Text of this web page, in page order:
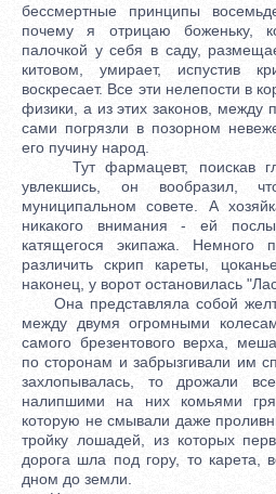
бессмертные принципы
почему я отрицаю боженьку,
палочкой у себя в саду,
китовом, умирает, испустив
воскресает. Все эти нелепости в
физики, а из этих законов, между
сами погрязли в позорном
его пучину народ.
Тут фармацевт, поискав
увлекшись, он вообразил,
муниципальном совете. А
никакого внимания - ей
катящегося экипажа.
различить скрип кареты,
наконец, у ворот остановилась
Она представляла собой
между двумя огромными
самого брезентового верха,
по сторонам и забрызгивали им
захлопывалась, то дрожали
налипшими на них комьями
которую не смывали даже
тройку лошадей, из которых
дорога шла под гору, то карета,
дном до земли.